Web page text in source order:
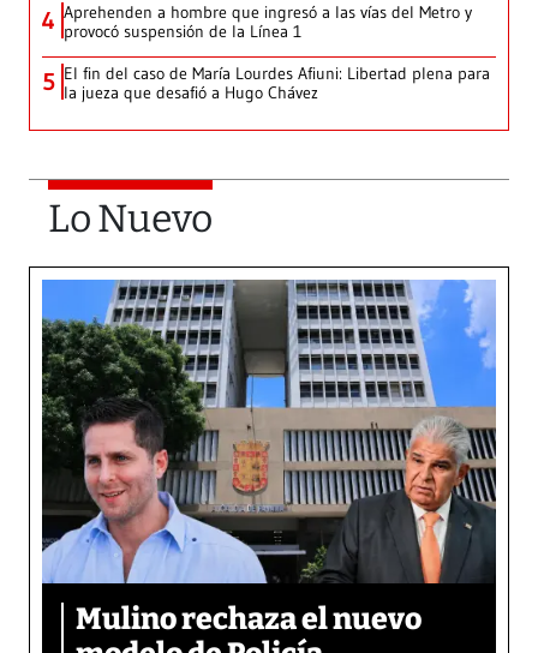
4 Aprehenden a hombre que ingresó a las vías del Metro y
provocó suspensión de la Línea 1
5 El fin del caso de María Lourdes Afiuni: Libertad plena para
la jueza que desafió a Hugo Chávez
Lo Nuevo
Mulino rechaza el nuevo